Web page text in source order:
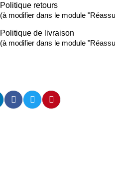
Politique retours
(à modifier dans le module
Politique de livraison
(à modifier dans le module